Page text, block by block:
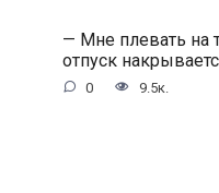
— Мне плевать на
отпуск
0 9.5к.